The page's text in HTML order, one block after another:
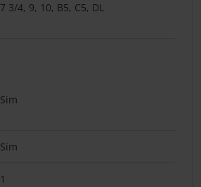
7 3/4, 9, 10, B5, C5, DL
Sim
Sim
1